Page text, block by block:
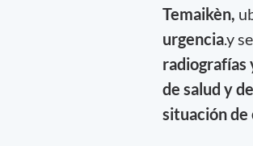
Temaikèn,
urgencia.y
radiografías
de salud y
situación de